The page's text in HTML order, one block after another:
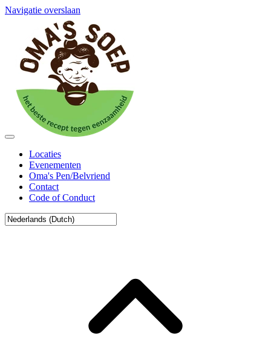
Navigatie overslaan
Locaties
Evenementen
Oma's Pen/Belvriend
Contact
Code of Conduct